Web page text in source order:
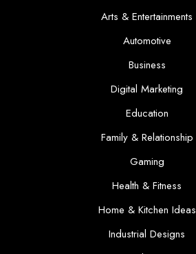
Arts & Entertainments
Automotive
Business
Digital Marketing
Education
Family & Relationship
Gaming
Health & Fitness
Home & Kitchen Ideas
Industrial Designs